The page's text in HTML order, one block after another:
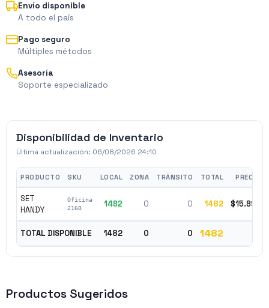
Envío disponible
A todo el país
Pago seguro
Múltiples métodos
Asesoría
Soporte especializado
Disponibilidad de Inventario
Última actualización: 06/08/2026 24:10
PRODUCTO SKU LOCAL ZONA TRÁNSITO TOTAL PRECIO
SET
HANDY
Oficina
2160
1482 0 0 1482 $15.896
TOTAL DISPONIBLE 1482 0 0 1482
Productos Sugeridos